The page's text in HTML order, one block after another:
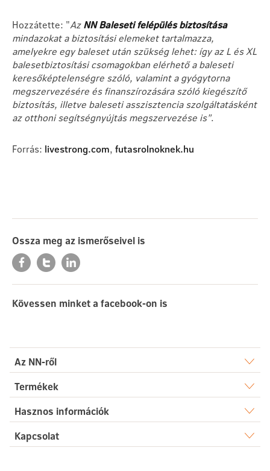
Hozzátette: "AzNN Baleseti felépülés biztosítása
mindazokat a biztosítási elemeket tartalmazza,
amelyekre egy baleset után szükség lehet: így az L és XL
balesetbiztosítási csomagokban elérhető a baleseti
keresőképtelenségre szóló, valamint a gyógytorna
megszervezésére és finanszírozására szóló kiegészítő
biztosítás, illetve baleseti asszisztencia szolgáltatásként
az otthoni segítségnyújtás megszervezése is".
Forrás: livestrong.com, futasrolnoknek.hu
Ossza meg az ismerőseivel is
Kövessen minket a facebook-on is
Az NN-ről
Rólunk
Sajtószoba
Karrier
Termékek
Élet
Egészség
Hasznos információk
Dokumentumtár
Kapcsolat